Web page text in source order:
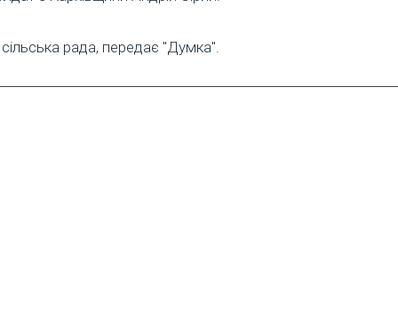
рада, передає "Думка".